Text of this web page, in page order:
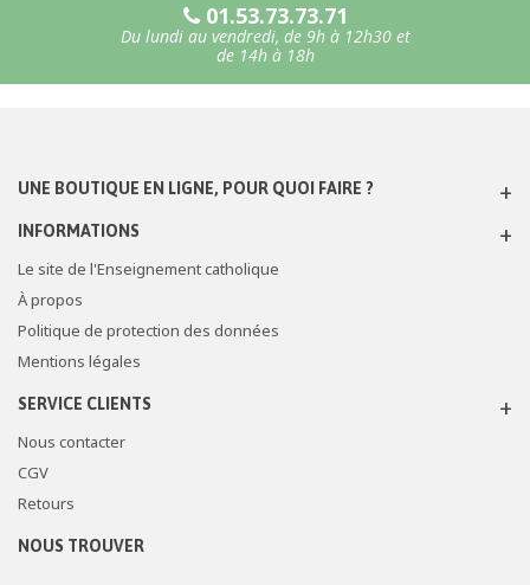
01.53.73.73.71
Du lundi au vendredi, de 9h à 12h30 et
de 14h à 18h
UNE BOUTIQUE EN LIGNE, POUR QUOI FAIRE ?
INFORMATIONS
Le site de l'Enseignement catholique
À propos
Politique de protection des données
Mentions légales
SERVICE CLIENTS
Nous contacter
CGV
Retours
NOUS TROUVER